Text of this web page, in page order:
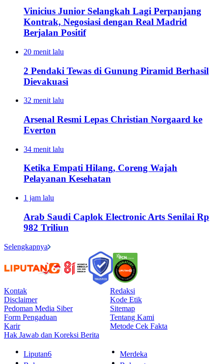
Vinicius Junior Selangkah Lagi Perpanjang
Kontrak, Negosiasi dengan Real Madrid
Berjalan Positif
20 menit lalu
2 Pendaki Tewas di Gunung Piramid Berhasil
Dievakuasi
32 menit lalu
Arsenal Resmi Lepas Christian Norgaard ke
Everton
34 menit lalu
Ketika Empati Hilang, Coreng Wajah
Pelayanan Kesehatan
1 jam lalu
Arab Saudi Caplok Electronic Arts Senilai Rp
982 Triliun
Selengkapnya
Kontak
Redaksi
Disclaimer
Kode Etik
Pedoman Media Siber
Sitemap
Form Pengaduan
Tentang Kami
Karir
Metode Cek Fakta
Hak Jawab dan Koreksi Berita
Liputan6
Merdeka